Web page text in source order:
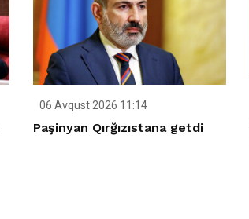
06 Avqust 2026 11:14
Paşinyan Qırğızıstana getdi